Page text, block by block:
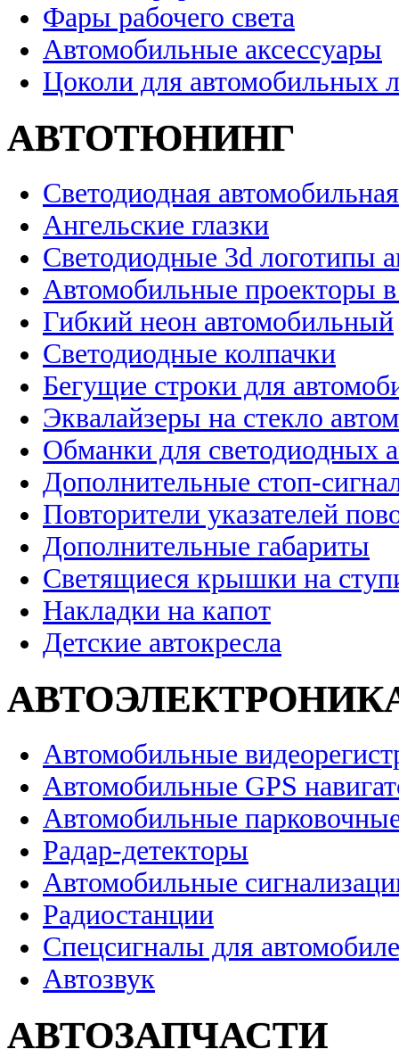
Фары рабочего света
Автомобильные аксессуары
Цоколи для автомобильных
АВТОТЮНИНГ
Светодиодная
Ангельские глазки
Светодиодные 3d логотипы
Автомобильные проекторы
Гибкий неон автомобильный
Светодиодные колпачки
Бегущие строки для
Эквалайзеры на стекло
Обманки для светодиодных
Дополнительные стоп-
Повторители указателей
Дополнительные габариты
Светящиеся крышки на
Накладки на капот
Детские автокресла
Автомобильные
Автомобильные GPS
Автомобильные
Радар-детекторы
Автомобильные
Радиостанции
Спецсигналы для
Автозвук
АВТОЗАПЧАСТИ